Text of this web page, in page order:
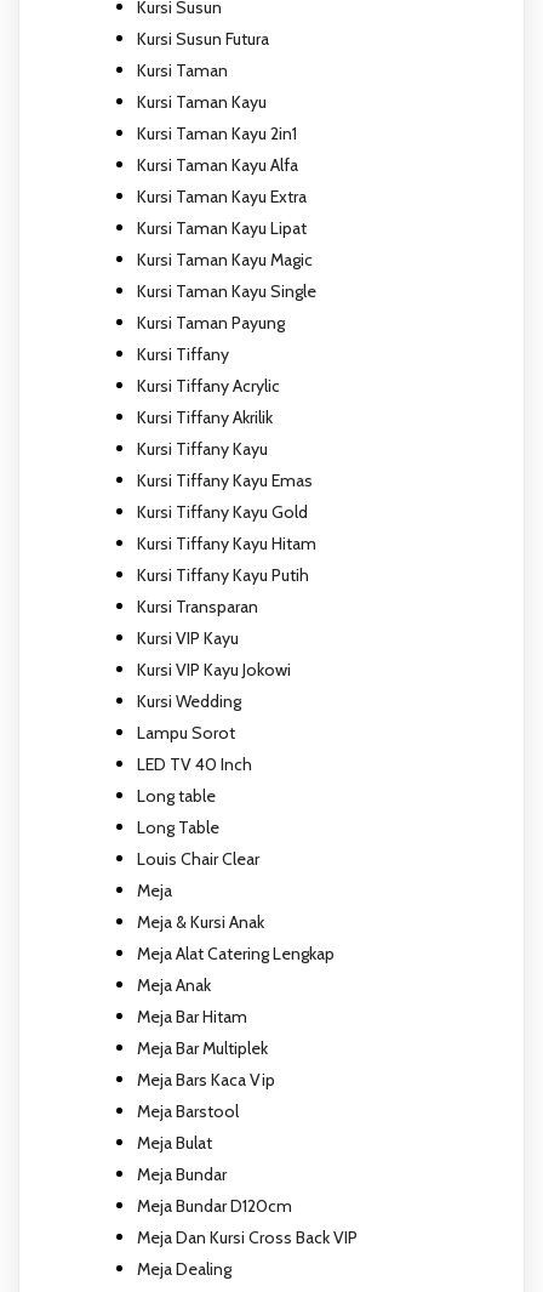
Kursi Susun
Kursi Susun Futura
Kursi Taman
Kursi Taman Kayu
Kursi Taman Kayu 2in1
Kursi Taman Kayu Alfa
Kursi Taman Kayu Extra
Kursi Taman Kayu Lipat
Kursi Taman Kayu Magic
Kursi Taman Kayu Single
Kursi Taman Payung
Kursi Tiffany
Kursi Tiffany Acrylic
Kursi Tiffany Akrilik
Kursi Tiffany Kayu
Kursi Tiffany Kayu Emas
Kursi Tiffany Kayu Gold
Kursi Tiffany Kayu Hitam
Kursi Tiffany Kayu Putih
Kursi Transparan
Kursi VIP Kayu
Kursi VIP Kayu Jokowi
Kursi Wedding
Lampu Sorot
LED TV 40 Inch
Long table
Long Table
Louis Chair Clear
Meja
Meja & Kursi Anak
Meja Alat Catering Lengkap
Meja Anak
Meja Bar Hitam
Meja Bar Multiplek
Meja Bars Kaca Vip
Meja Barstool
Meja Bulat
Meja Bundar
Meja Bundar D120cm
Meja Dan Kursi Cross Back VIP
Meja Dealing